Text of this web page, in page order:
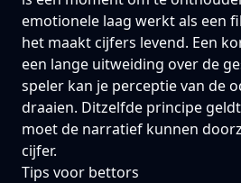
emotionele laag werkt als een
het maakt cijfers levend. Een
een lange uitweiding over de
speler kan je perceptie van de
draaien. Ditzelfde principe
moet de narratief kunnen
cijfer.
Tips voor bettors